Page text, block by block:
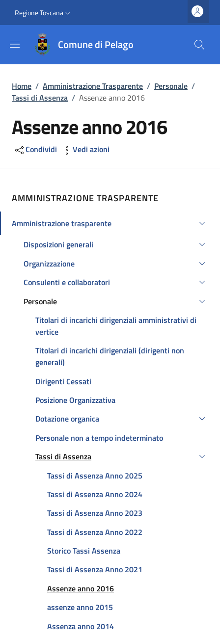
Slim top
Regione Toscana
Comune di Pelago
Briciole di pane
Home / Amministrazione Trasparente / Personale /
Tassi di Assenza / Assenze anno 2016
Assenze anno 2016
Condividi Vedi azioni
AMMINISTRAZIONE TRASPARENTE
Amministrazione trasparente
Attivo
Disposizioni generali
Organizzazione
Consulenti e collaboratori
Personale
Attivo
Titolari di incarichi dirigenziali amministrativi di
vertice
Titolari di incarichi dirigenziali (dirigenti non
generali)
Dirigenti Cessati
Posizione Organizzativa
Dotazione organica
Personale non a tempo indeterminato
Tassi di Assenza
Attivo
Tassi di Assenza Anno 2025
Tassi di Assenza Anno 2024
Tassi di Assenza Anno 2023
Tassi di Assenza Anno 2022
Storico Tassi Assenza
Tassi di Assenza Anno 2021
Assenze anno 2016
assenze anno 2015
Assenza anno 2014